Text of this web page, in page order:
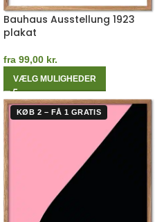
Bauhaus Ausstellung 1923
plakat
fra 99,00 kr.
VÆLG MULIGHEDER
KØB 2 – FÅ 1 GRATIS